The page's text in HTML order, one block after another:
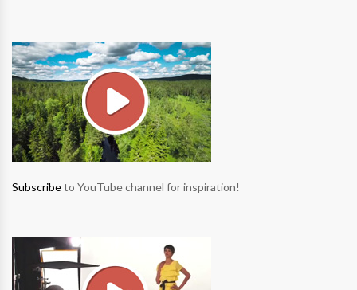
Subscribeto YouTube channel for inspiration!